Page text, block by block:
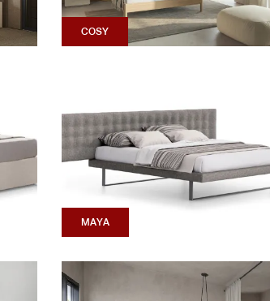
COSY
MAYA